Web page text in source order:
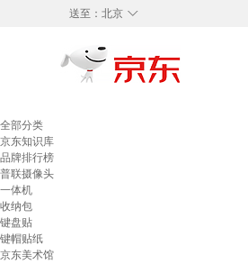
◇
送至： 北京
全部分类
京东知识库
品牌排行榜
普联摄像头
一体机
收纳包
键盘贴
键帽贴纸
京东美术馆